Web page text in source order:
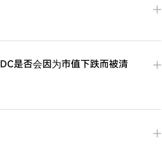
是否会因为市值下跌而被清